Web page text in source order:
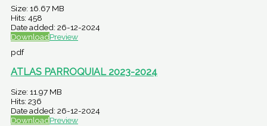
Size: 16.67 MB
Hits: 458
Date added: 26-12-2024
DownloadPreview
pdf
ATLAS PARROQUIAL 2023-2024
Size: 11.97 MB
Hits: 236
Date added: 26-12-2024
DownloadPreview